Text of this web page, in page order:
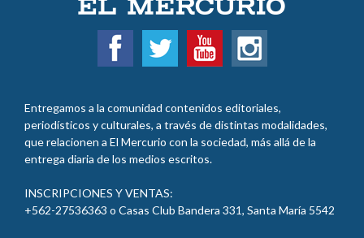
Entregamos a la comunidad contenidos editoriales,
periodísticos y culturales, a través de distintas modalidades,
que relacionen a El Mercurio con la sociedad, más allá de la
entrega diaria de los medios escritos.
INSCRIPCIONES Y VENTAS:
+562-27536363 o Casas Club Bandera 331, Santa María 5542